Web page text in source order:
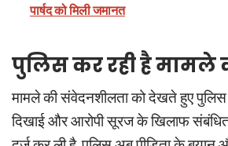
पार्षद को मिली जमानत
पुलिस कर रही है मामले
मामले की संवेदनशीलता को देखते हुए पुलिस
दिखाई और आरोपी सूरज के खिलाफ संबंधित